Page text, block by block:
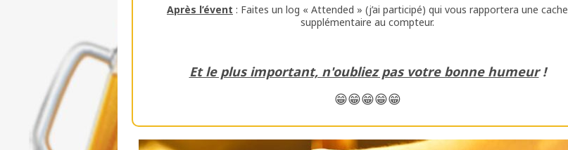
Après l’évent : Faites un log « Attended » (j’ai participé) qui vous rapportera une cache
supplémentaire au compteur.
Et le plus important, n'oubliez pas votre bonne humeur !
😁😁😁😁😁